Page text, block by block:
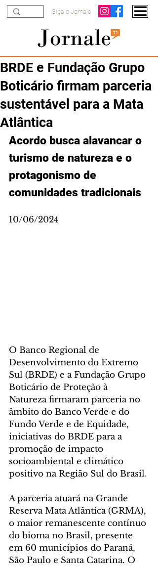
Siga o Jornale
BRDE e Fundação Grupo
Boticário firmam parceria
sustentável para a Mata
Atlântica
Acordo busca alavancar o
turismo de natureza e o
protagonismo de
comunidades tradicionais
10/06/2024
O Banco Regional de
Desenvolvimento do Extremo
Sul (BRDE) e a Fundação Grupo
Boticário de Proteção à
Natureza firmaram parceria no
âmbito do Banco Verde e do
Fundo Verde e de Equidade,
iniciativas do BRDE para a
promoção de impacto
socioambiental e climático
positivo na Região Sul do Brasil.
A parceria atuará na Grande
Reserva Mata Atlântica (GRMA),
o maior remanescente contínuo
do bioma no Brasil, presente
em 60 municípios do Paraná,
São Paulo e Santa Catarina. O